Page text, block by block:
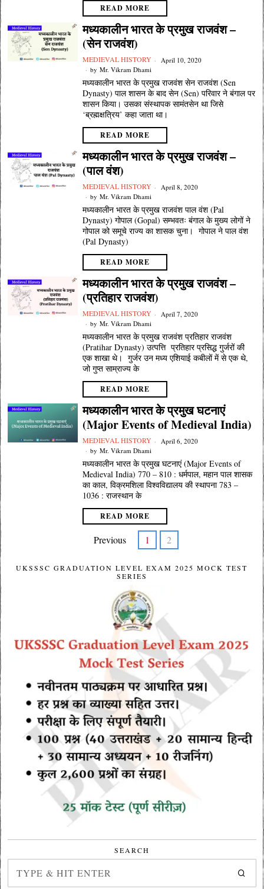
READ MORE
मध्यकालीन भारत के प्रमुख राजवंश –
(सेन राजवंश)
MEDIEVAL HISTORY
April 10, 2020
by Mr. Vikram Dhami
मध्यकालीन भारत के प्रमुख राजवंश सेन राजवंश (Sen
Dynasty) पाल शासन के बाद सेन (Sen) परिवार ने बंगाल पर
शासन किया। उसका संस्थापक सामंतसेन था जिसे
‘ब्रह्मक्षत्रिय’ कहा जाता था।
READ MORE
मध्यकालीन भारत के प्रमुख राजवंश –
(पाल वंश)
MEDIEVAL HISTORY
April 8, 2020
by Mr. Vikram Dhami
मध्यकालीन भारत के प्रमुख राजवंश पाल वंश (Pal
Dynasty) गोपाल (Gopal) सम्भवतः बंगाल के मुख्य लोगों ने
गोपाल को समूचे राज्य का शासक चुना। गोपाल ने पाल वंश
(Pal Dynasty)
READ MORE
मध्यकालीन भारत के प्रमुख राजवंश –
(प्रतिहार राजवंश)
MEDIEVAL HISTORY
April 7, 2020
by Mr. Vikram Dhami
मध्यकालीन भारत के प्रमुख राजवंश प्रतिहार राजवंश
(Pratihar Dynasty) उत्पत्ति प्रतिहार प्रसिद्ध गुर्जरों की
एक शाखा थे। गुर्जर उन मध्य एशियाई कबीलों में से एक थे,
जो गुप्त साम्राज्य के
READ MORE
मध्यकालीन भारत के प्रमुख घटनाएं
(Major Events of Medieval India)
MEDIEVAL HISTORY
April 6, 2020
by Mr. Vikram Dhami
मध्यकालीन भारत के प्रमुख घटनाएं (Major Events of
Medieval India) 770 – 810 : धर्मपाल, महान पाल शासक
का काल, विक्रमशिला विश्वविद्यालय की स्थापना 783 –
1036 : राजस्थान के
READ MORE
Previous 1 2
UKSSSC GRADUATION LEVEL EXAM 2025 MOCK TEST
SERIES
SEARCH